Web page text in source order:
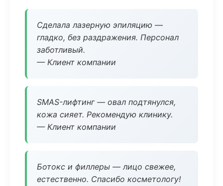
Сделала лазерную эпиляцию —
гладко, без раздражения. Персонал
заботливый.
— Клиент компании
SMAS-лифтинг — овал подтянулся,
кожа сияет. Рекомендую клинику.
— Клиент компании
Ботокс и филлеры — лицо свежее,
естественно. Спасибо косметологу!